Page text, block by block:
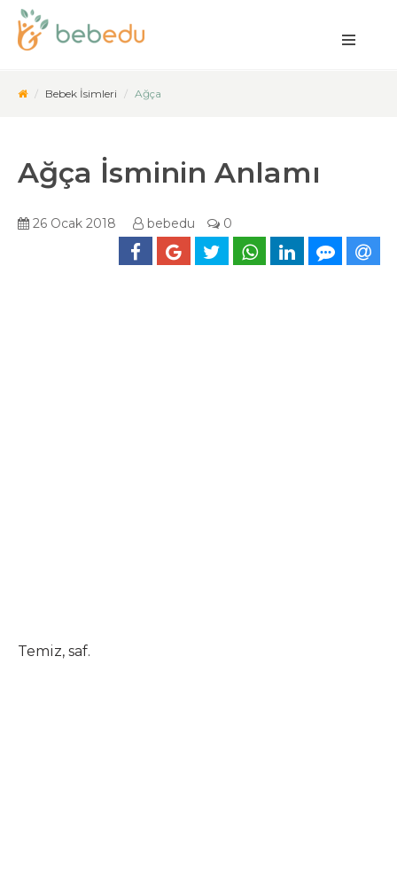
Bebek İsimleri Ağça
Ağça İsminin Anlamı
26 Ocak 2018 bebedu 0
Temiz, saf.